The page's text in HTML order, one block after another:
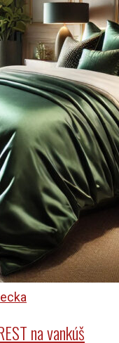
na vankúš